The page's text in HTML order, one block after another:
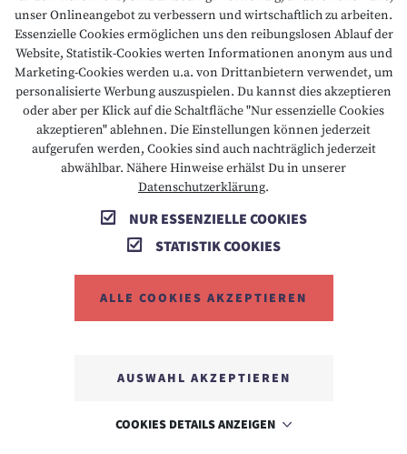
BARRIEREFREIHEIT
T +43 5673 2424 E info@hotelalpenrose.at
A Danielstrasse 3, 6631 Lermoos, AT
unser Onlineangebot zu verbessern und wirtschaftlich zu arbeiten.
Essenzielle Cookies ermöglichen uns den reibungslosen Ablauf der
Website, Statistik-Cookies werten Informationen anonym aus und
Marketing-Cookies werden u.a. von Drittanbietern verwendet, um
personalisierte Werbung auszuspielen. Du kannst dies akzeptieren
oder aber per Klick auf die Schaltfläche "Nur essenzielle Cookies
akzeptieren" ablehnen. Die Einstellungen können jederzeit
aufgerufen werden, Cookies sind auch nachträglich jederzeit
abwählbar. Nähere Hinweise erhälst Du in unserer
Datenschutzerklärung.
NUR ESSENZIELLE COOKIES
STATISTIK COOKIES
ALLE COOKIES AKZEPTIEREN
AUSWAHL AKZEPTIEREN
COOKIES DETAILS ANZEIGEN